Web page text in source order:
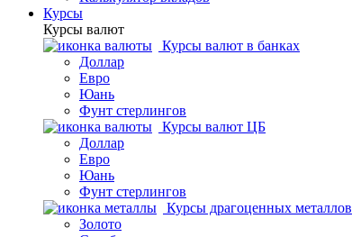
Курсы
Курсы валют
Курсы валют в банках
Доллар
Евро
Юань
Фунт стерлингов
Курсы валют ЦБ
Доллар
Евро
Юань
Фунт стерлингов
Курсы драгоценных металлов
Золото